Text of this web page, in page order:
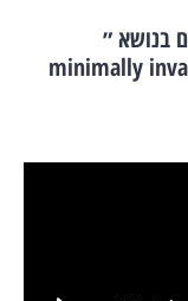
בנושא ״
minimally